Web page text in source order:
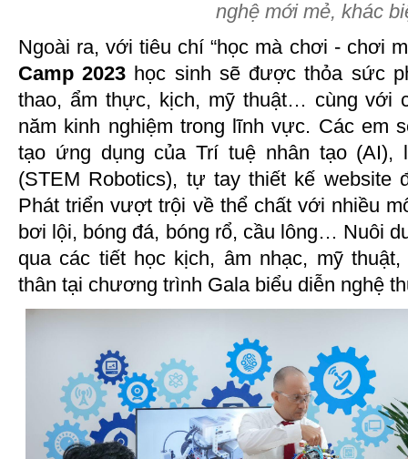
nghệ mới mẻ, khác
Ngoài ra, với tiêu chí “học mà chơi - chơi
Camp 2023 học sinh sẽ được thỏa sức
thao, ẩm thực, kịch, mỹ thuật… cùng với
năm kinh nghiệm trong lĩnh vực. Các em
tạo ứng dụng của Trí tuệ nhân tạo (AI),
(STEM Robotics), tự tay thiết kế website
Phát triển vượt trội về thể chất với nhiều
bơi lội, bóng đá, bóng rổ, cầu lông… Nuôi
qua các tiết học kịch, âm nhạc, mỹ
thân tại chương trình Gala biểu diễn nghệ